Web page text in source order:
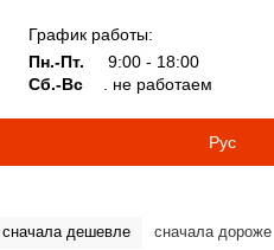
График работы:
Пн.-Пт.
9:00 - 18:00
Сб.-Вс
. не работаем
Рус
сначала дешевле сначала дороже